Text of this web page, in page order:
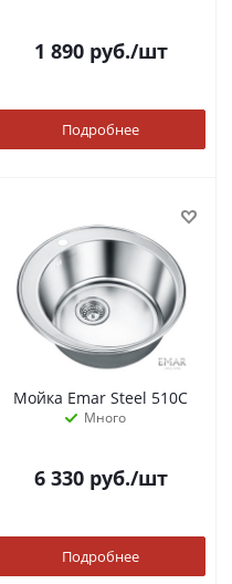
1 890руб./шт
Подробнее
Мойка Emar Steel 510С
Много
6 330руб./шт
Подробнее